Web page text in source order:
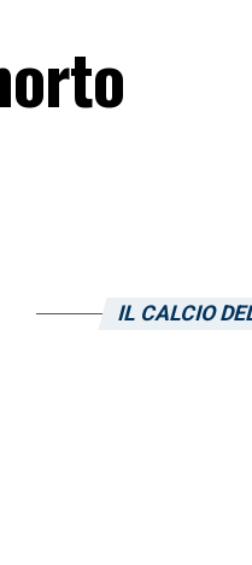
IL CALCIO